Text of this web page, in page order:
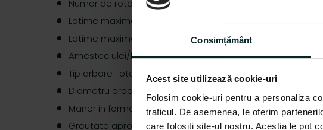
Consimțământ
Acest site utilizează cookie-uri
Folosim cookie-uri pentru a personaliza
traficul. De asemenea, le oferim
care folosiți site-ul nostru. Aceștia le pot
Numar de rotatii: 7500 rot/min
Latime maxima de taiere disc: 255mm
Latime maxima taiere guta: 420mm
Amestec ulei/benzina: 1/25
Tip arbore : otel cu 9 caneluri
Diametru arbore : 28mm
Maner in forma de U
Greutate aprox : 7.5 Kg